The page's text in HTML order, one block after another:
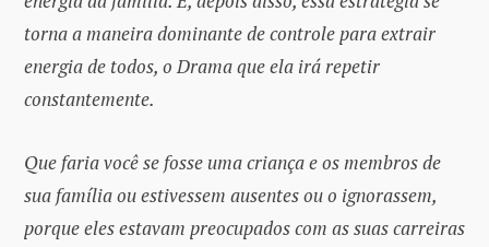
torna a maneira dominante de controle para extrair
energia de todos, o Drama que ela irá repetir
constantemente.
Que faria você se fosse uma criança e os membros de
sua família ou estivessem ausentes ou o ignorassem,
porque eles estavam preocupados com as suas carreiras